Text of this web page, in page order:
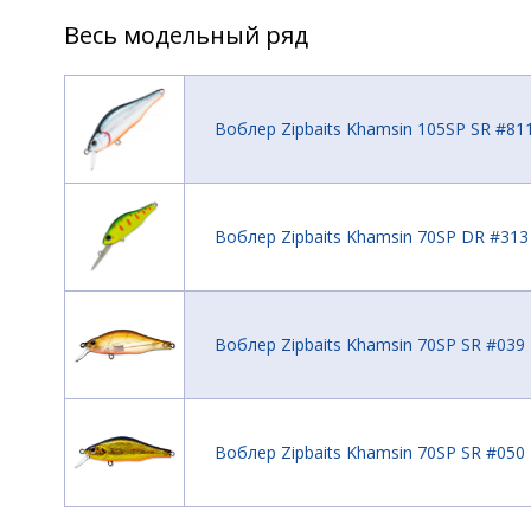
Весь модельный ряд
Воблер Zipbaits Khamsin 105SP SR
Воблер Zipbaits Khamsin 70SP DR #313
Воблер Zipbaits Khamsin 70SP SR #039
Воблер Zipbaits Khamsin 70SP SR #050